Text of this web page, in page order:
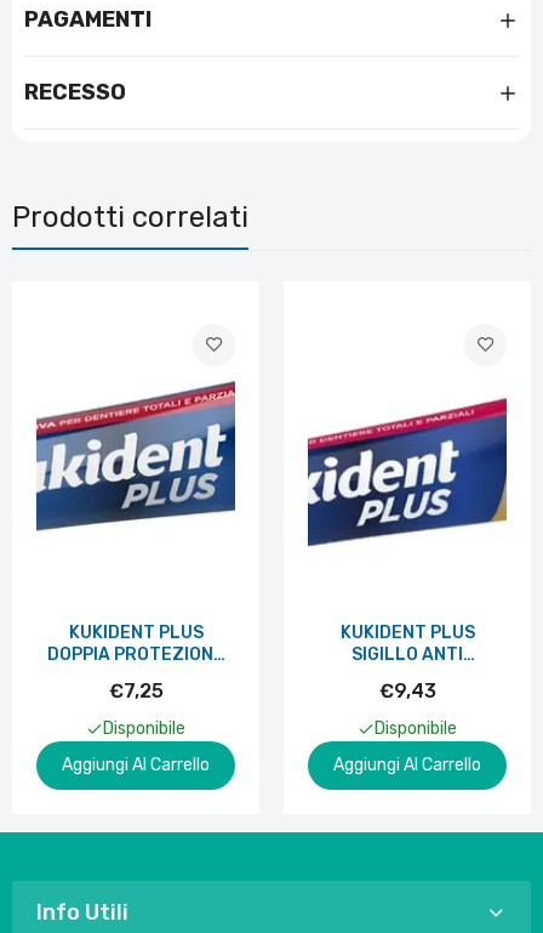
PAGAMENTI
RECESSO
Prodotti correlati
KUKIDENT PLUS
DOPPIA PROTEZIONE
DENTIERE 40 G
€7,25
Disponibile
Aggiungi Al Carrello
KUKIDENT PLUS
SIGILLO ANTI
ADESIVA DENTIERE 57
G
€9,43
Disponibile
Aggiungi Al Carrello
Info Utili